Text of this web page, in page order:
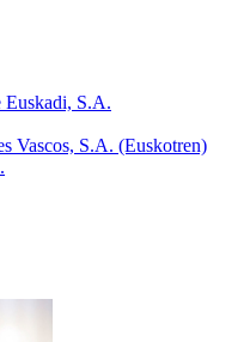
S.A.
Vascos, S.A. (Euskotren)